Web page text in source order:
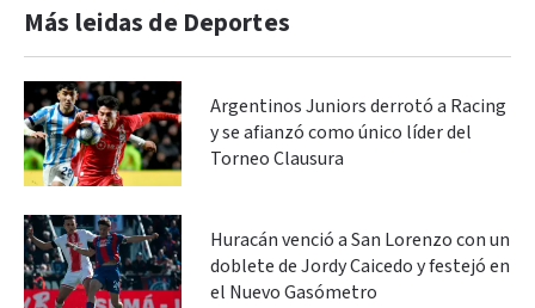
Más leidas de Deportes
Argentinos Juniors derrotó a Racing
y se afianzó como único líder del
Torneo Clausura
Huracán venció a San Lorenzo con un
doblete de Jordy Caicedo y festejó en
el Nuevo Gasómetro